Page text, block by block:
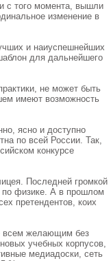
с того момента, вышли
изменение в
и наиуспешнейших
для дальнейшего
не может быть
имеют возможность
ясно и доступно
по всей России. Так,
конкурсе
Последней громкой
по физике. А в прошлом
претендентов, коих
всем желающим без
учебных корпусов,
медиадоски, сеть